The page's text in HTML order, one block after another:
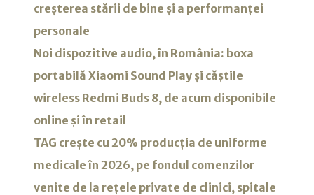
creșterea stării de bine și a performanței
personale
Noi dispozitive audio, în România: boxa
portabilă Xiaomi Sound Play și căștile
wireless Redmi Buds 8, de acum disponibile
online și în retail
TAG crește cu 20% producția de uniforme
medicale în 2026, pe fondul comenzilor
venite de la rețele private de clinici, spitale